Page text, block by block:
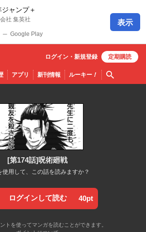
ジャンプ＋
社 集英社
─ Google Play
表示
アプリ 新刊情報 ルーキー！ 検索
ログイン・ 新規登録 定期購読
[第174話]呪術廻戦
使用して、この話を読みますか？
ログインして読む 40pt
トを使ってマンガを読むことができます。